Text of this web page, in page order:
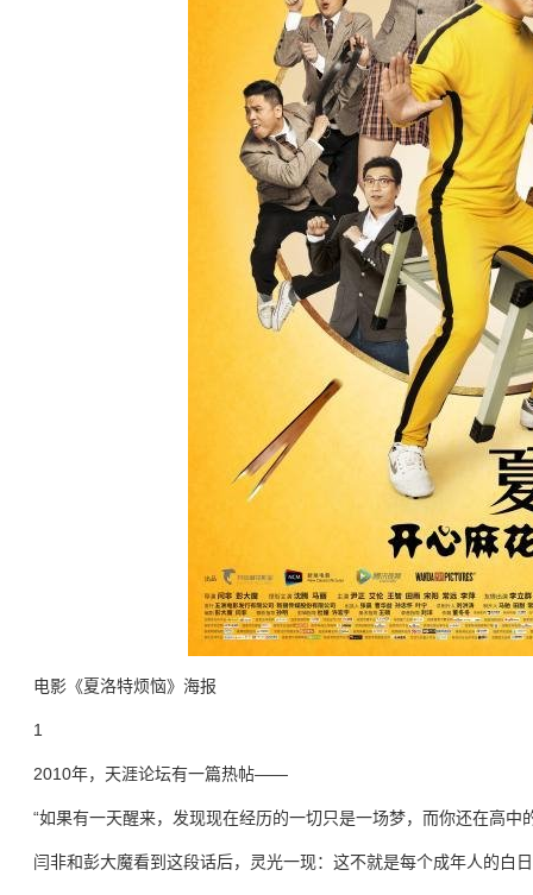
电影《夏洛特烦恼》海报
1
2010年，天涯论坛有一篇热帖——
“如果有一天醒来，发现现在经历的一切只是一场梦，而你还在高中
闫非和彭大魔看到这段话后，灵光一现：这不就是每个成年人的白